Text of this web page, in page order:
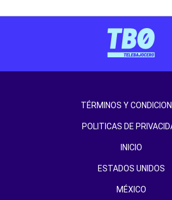
TÉRMINOS Y
POLITICAS DE
INICIO
ESTADOS UNIDOS
MÉXICO